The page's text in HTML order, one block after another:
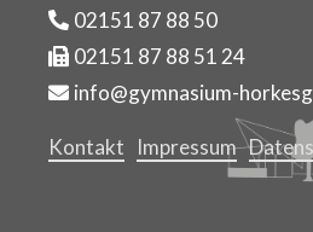
02151 87 88 50
02151 87 88 51 24
info@gymnasium-
Kontakt Impressum